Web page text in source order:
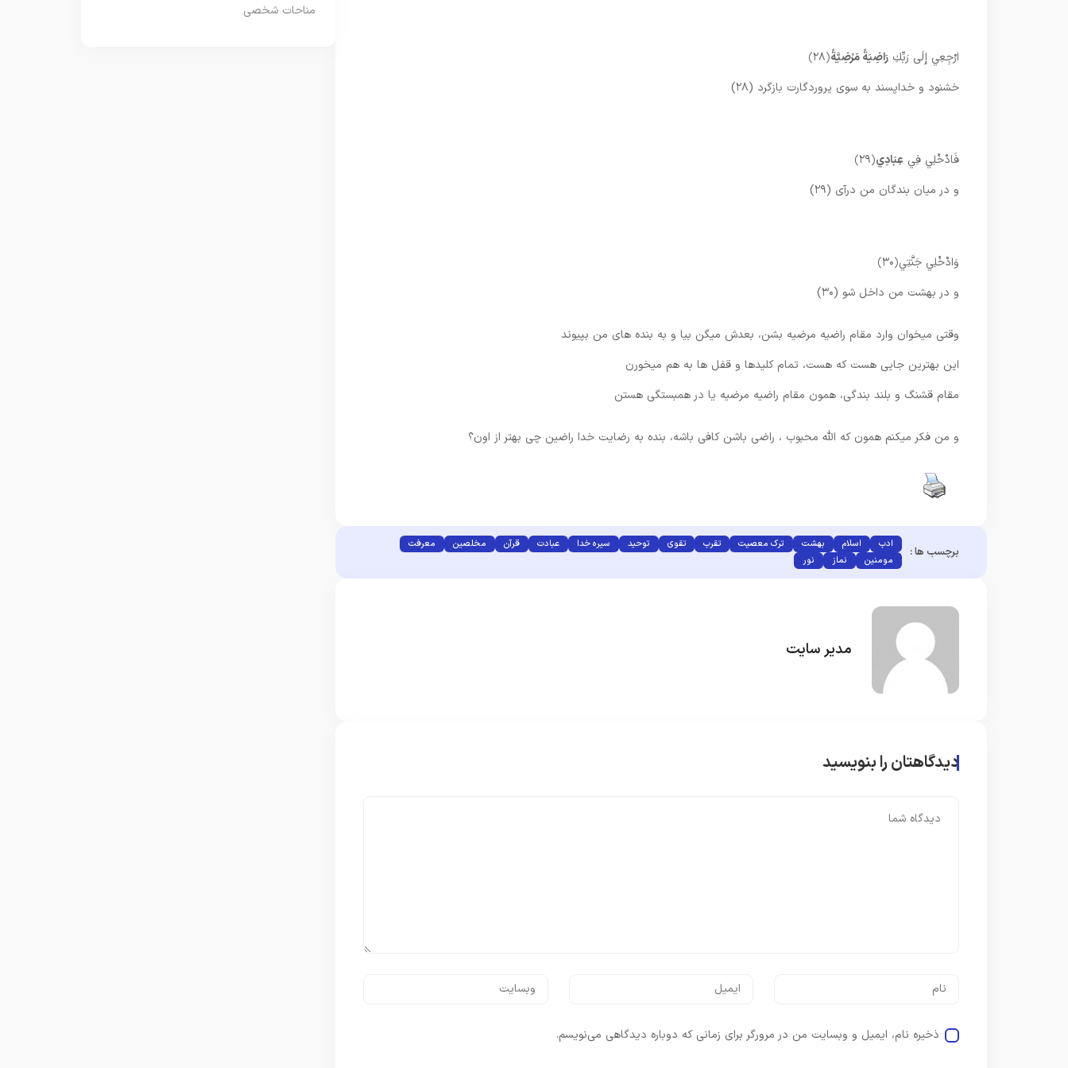
ارْجِعِي إِلَى رَبِّكِ رَاضِيَةً مَرْضِيَّةً﴿۲۸﴾
خشنود و خداپسند به سوى پروردگارت بازگرد (۲۸)
فَادْخُلِي فِي عِبَادِي﴿۲۹﴾
و در ميان بندگان من درآى (۲۹)
وَادْخُلِي جَنَّتِي﴿۳۰﴾
و در بهشت من داخل شو (۳۰)
وقتی میخوان وارد مقام راضیه مرضیه بشن، بعدش میگن بیا و به بنده های من بپیوند
این بهترین جایی هست که هست، تمام کلیدها و قفل ها به هم میخورن
مقام قشنگ و بلند بندگی، همون مقام راضیه مرضیه یا در همبستگی هستن
و من فکر میکنم همون که الله محبوب ، راضی باشن کافی باشه، بنده به رضایت خدا راضین چی بهتر از اون؟
برچسب ها : ادب اسلام بهشت ترک معصیت تقرب تقوی توحید سیره خدا عبادت قرآن مخلصین
معرفت
مومنین
نماز نور
مدیر سایت
دیدگاهتان را بنویسید
ذخیره نام، ایمیل و وبسایت من در مرورگر برای زمانی که دوباره دیدگاهی می‌نویسم.
مناحات شخصی